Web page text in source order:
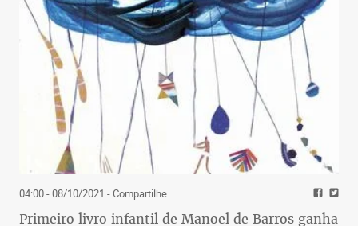
04:00 - 08/10/2021 - Compartilhe
Primeiro livro infantil de Manoel de Barros ganha